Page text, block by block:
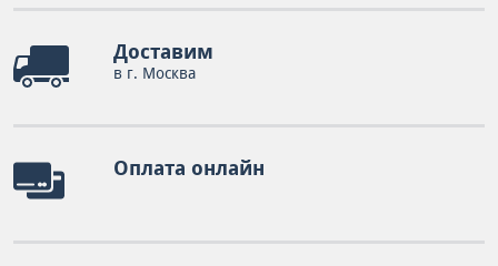
Доставим
в г. Москва
Оплата онлайн